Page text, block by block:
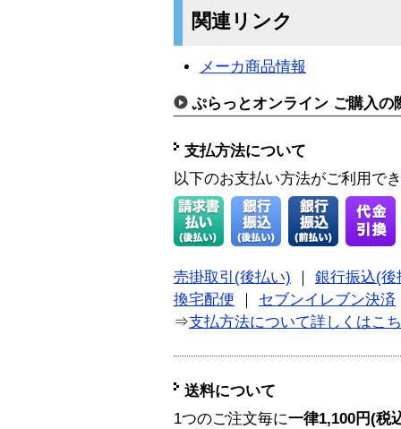
関連リンク
メーカ商品情報
ぷらっとオンライン ご購入の
支払方法について
以下のお支払い方法がご利用で
売掛取引(後払い)
銀行振込(後
換宅配便
セブンイレブン決済
⇒支払方法について詳しくはこ
送料について
1つのご注文毎に一律1,100円(税